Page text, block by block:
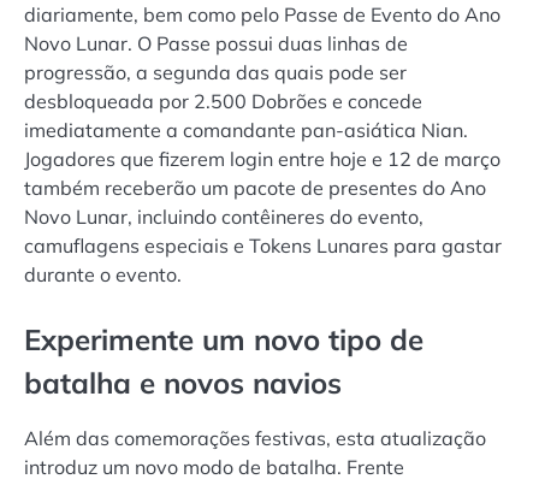
diariamente, bem como pelo Passe de Evento do Ano
Novo Lunar. O Passe possui duas linhas de
progressão, a segunda das quais pode ser
desbloqueada por 2.500 Dobrões e concede
imediatamente a comandante pan-asiática Nian.
Jogadores que fizerem login entre hoje e 12 de março
também receberão um pacote de presentes do Ano
Novo Lunar, incluindo contêineres do evento,
camuflagens especiais e Tokens Lunares para gastar
durante o evento.
Experimente um novo tipo de
batalha e novos navios
Além das comemorações festivas, esta atualização
introduz um novo modo de batalha. Frente